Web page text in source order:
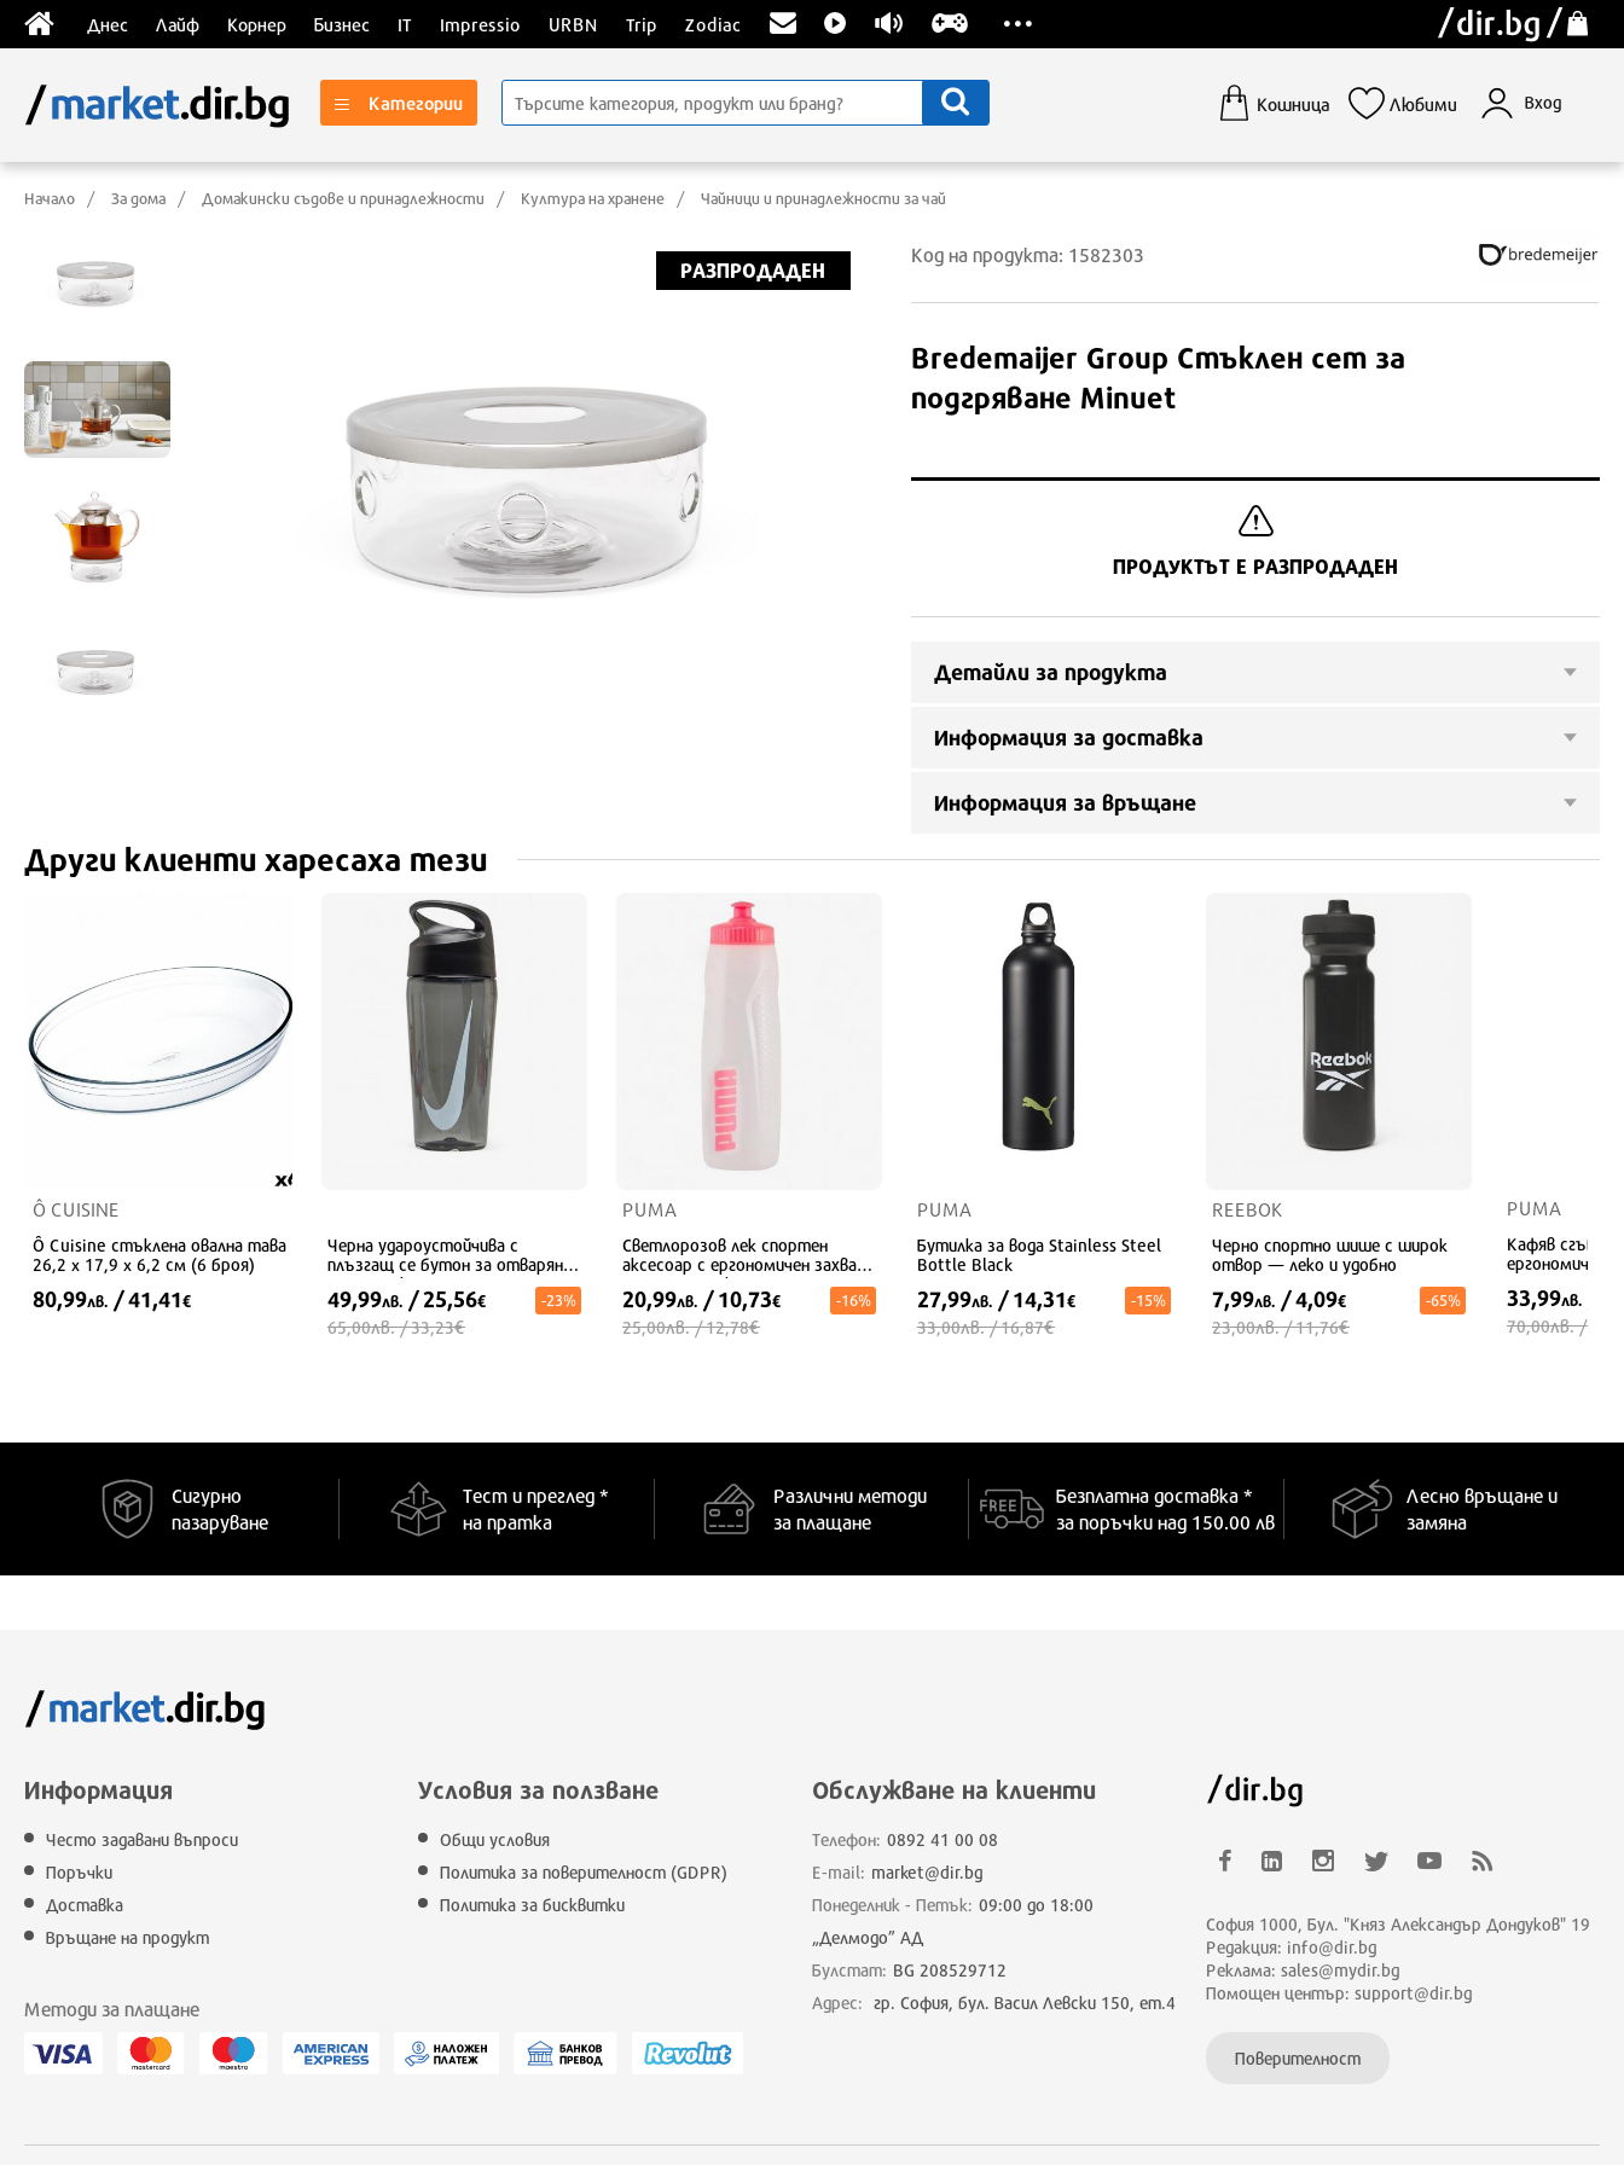
Днес Лайф Корнер Бизнес IT Impressio URBN Trip Zodiac
Категории Кошница Любими Вход
Начало За дома Домакински съдове и принадлежности Култура на хранене Чайници и принадлежности за чай
РАЗПРОДАДЕН
Код на продукта: 1582303
Bredemaijer Group Стъклен сет за
подгряване Minuet
ПРОДУКТЪТ Е РАЗПРОДАДЕН
Детайли за продукта
Информация за доставка
Информация за връщане
Други клиенти харесаха тези
Ô CUISINE
Ô Cuisine стъклена овална тава
26,2 x 17,9 x 6,2 см (6 броя)
80,99лв. / 41,41€
Черна удароустойчива с
плъзгащ се бутон за отваряне
с една ръка
49,99лв. / 25,56€
65,00лв./ 33,23€
-23%
PUMA
Светлорозов лек спортен
аксесоар с ергономичен захват
и уплътнено капаче
20,99лв. / 10,73€
25,00лв./ 12,78€
-16%
PUMA
Бутилка за вода Stainless Steel
Bottle Black
27,99лв. / 14,31€
33,00лв./ 16,87€
-15%
REEBOK
Черно спортно шише с широк
отвор — леко и удобно
7,99лв. / 4,09€
23,00лв./ 11,76€
-65%
PUMA
Кафяв
ергономичен
33,99лв.
70,00лв./
Сигурно
пазаруване
Тест и преглед *
на пратка
Различни методи
за плащане
Безплатна доставка *
за поръчки над 150.00 лв
Лесно връщане и
замяна
Информация
Често задавани въпроси
Поръчки
Доставка
Връщане на продукт
Условия за ползване
Общи условия
Политика за поверителност (GDPR)
Политика за бисквитки
Обслужване на клиенти
Телефон: 0892 41 00 08
E-mail: market@dir.bg
Понеделник - Петък: 09:00 до 18:00
„Делмодо” АД
Булстат: BG 208529712
Адрес: гр. София, бул. Васил Левски 150, ет.4
София 1000, Бул. "Княз Александър Дондуков" 19
Редакция: info@dir.bg
Реклама: sales@mydir.bg
Помощен център: support@dir.bg
Поверителност
Методи за плащане